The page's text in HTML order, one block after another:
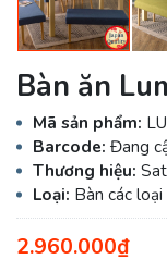
Bàn ăn
Mã sản phẩm:
Barcode: Đang
Thương hiệu:
Loại: Bàn các loại
2.960.000₫